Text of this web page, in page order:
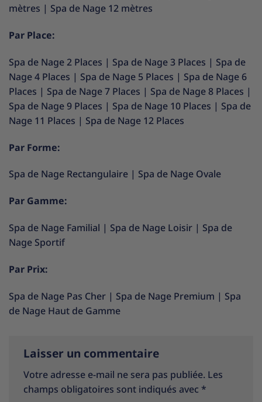
mètres | Spa de Nage 12 mètres
Par Place:
Spa de Nage 2 Places | Spa de Nage 3 Places | Spa de
Nage 4 Places | Spa de Nage 5 Places | Spa de Nage 6
Places | Spa de Nage 7 Places | Spa de Nage 8 Places |
Spa de Nage 9 Places | Spa de Nage 10 Places | Spa de
Nage 11 Places | Spa de Nage 12 Places
Par Forme:
Spa de Nage Rectangulaire | Spa de Nage Ovale
Par Gamme:
Spa de Nage Familial | Spa de Nage Loisir | Spa de
Nage Sportif
Par Prix:
Spa de Nage Pas Cher | Spa de Nage Premium | Spa
de Nage Haut de Gamme
Laisser un commentaire
Votre adresse e-mail ne sera pas publiée. Les
champs obligatoires sont indiqués avec *